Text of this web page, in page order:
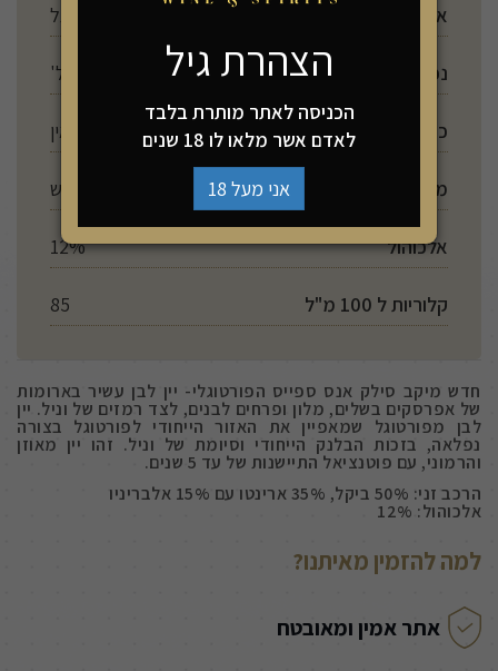
ארץ ייצור פורטוגל
נפח
כשרות אין
מתיקות חצי יבש
אלכוהול 12%
קלוריות ל 100 מ"ל 85
חדש מיקב סילק אנס ספייס הפורטוגלי- יין לבן עשיר בארומות
של אפרסקים בשלים, מלון ופרחים לבנים, לצד רמזים של וניל. יין
לבן מפורטוגל שמאפיין את האזור הייחודי לפורטוגל בצורה
נפלאה, בזכות הבלנק הייחודי וסיומת של וניל. זהו יין מאוזן
והרמוני, עם פוטנציאל התיישנות של עד 5 שנים.
הרכב זני: 50% ביקל, 35% ארינטו עם 15% אלבריניו
אלכוהול: 12%
למה להזמין מאיתנו?
אתר אמין ומאובטח
הצהרת גיל
הכניסה לאתר מותרת בלבד
לאדם אשר מלאו לו 18 שנים
אני מעל 18